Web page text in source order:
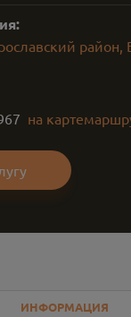
на карте
ИНФОРМАЦИЯ